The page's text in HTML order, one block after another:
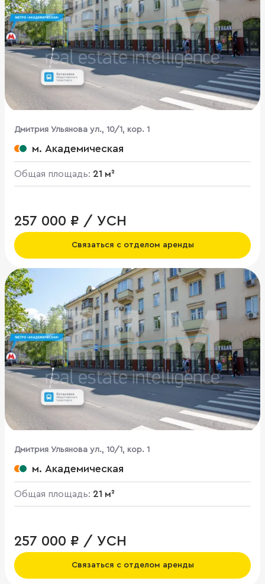
Дмитрия Ульянова ул., 10/1, кор. 1
м. Академическая
Общая площадь: 21 м²
257 000 ₽ / УСН
Связаться с отделом аренды
Дмитрия Ульянова ул., 10/1, кор. 1
м. Академическая
Общая площадь: 21 м²
257 000 ₽ / УСН
Связаться с отделом аренды